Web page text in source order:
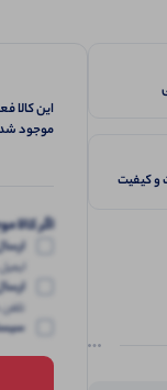
کیفیت
این کالا
موجود
اگر کالا